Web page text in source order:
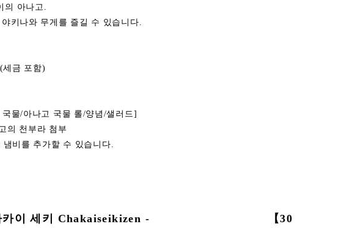
의 아나고.
키나와 무게를 즐길 수 있습니다.
세금 포함)
물/아나고 국물 롤/양념/샐러드]
의 천부라 첨부
비를 추가할 수 있습니다.
- 차카이 세키 Chakaiseikizen - 【30